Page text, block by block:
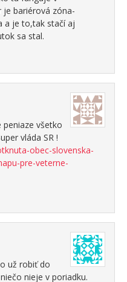
bariérová zóna-
a je to,tak stačí aj
sa stal.
peniaze všetko
vláda SR !
obec-slovenska-
pre-veterne-
už robiť do
nieje v poriadku.